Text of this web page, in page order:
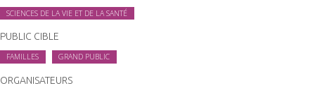
SCIENCES DE LA VIE ET DE LA SANTÉ
PUBLIC CIBLE
FAMILLES GRAND PUBLIC
ORGANISATEURS